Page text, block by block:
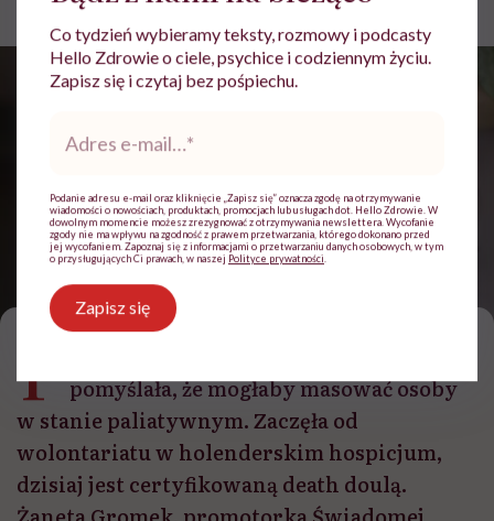
Żaneta Gromek /fot. archiwum prywatne
P pomyślała, że mogłaby masować osoby
w stanie paliatywnym. Zaczęła od
wolontariatu w holenderskim hospicjum,
dzisiaj jest certyfikowaną death doulą.
Co tydzień wybieramy teksty, rozmowy i podcasty
Hello Zdrowie o ciele, psychice i codziennym życiu.
Zapisz się i czytaj bez pośpiechu.
mail*
Podanie adresu e-mail oraz kliknięcie „Zapisz się” oznacza zgodę na otrzymywanie
wiadomości o nowościach, produktach, promocjach lub usługach dot. Hello Zdrowie. W
dowolnym momencie możesz zrezygnować z otrzymywania newslettera. Wycofanie
zgody nie ma wpływu na zgodność z prawem przetwarzania, którego dokonano przed
jej wycofaniem. Zapoznaj się z informacjami o przetwarzaniu danych osobowych, w tym
o przysługujących Ci prawach, w naszej Polityce prywatności
Zapisz się